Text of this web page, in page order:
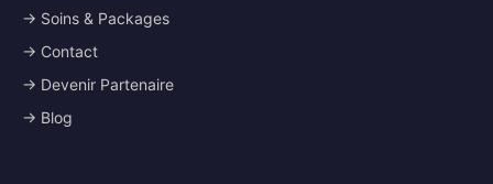
→ Soins & Packages
→ Contact
→ Devenir Partenaire
→ Blog